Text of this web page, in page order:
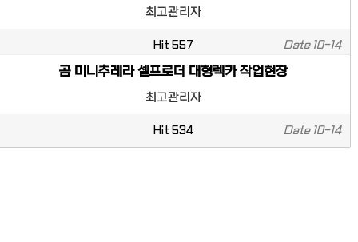
최고관리자
Hit 557 Date10-14
곰 미니추레라 셀프로더 대형렉카 작업현장
최고관리자
Hit 534 Date10-14